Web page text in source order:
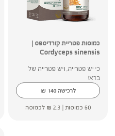
כמוסות פטריית קורדיספס |
Cordyceps sinensis
כי יש פטרייה, ויש פטרייה של
ברא!
לרכישה ₪ 140
60 כמוסות | ₪ 2.3 לכמוסה